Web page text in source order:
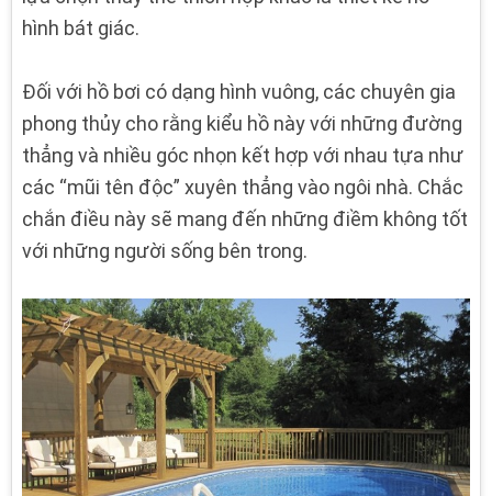
hình bát giác.
Đối với hồ bơi có dạng hình vuông, các chuyên gia
phong thủy cho rằng kiểu hồ này với những đường
thẳng và nhiều góc nhọn kết hợp với nhau tựa như
các “mũi tên độc” xuyên thẳng vào ngôi nhà. Chắc
chắn điều này sẽ mang đến những điềm không tốt
với những người sống bên trong.